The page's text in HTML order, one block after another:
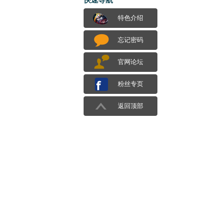
特色介绍
忘记密码
官网论坛
粉丝专页
返回顶部